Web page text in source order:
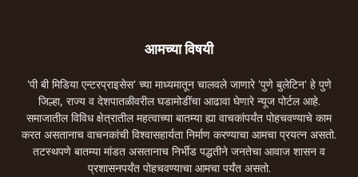
आमच्या विषयी
'पी बी मिडिया एन्टरप्राइसेस' च्या माध्यमातून चालवले जाणारे 'पुणे बुलेटिन' हे पुणे
जिल्हा, राज्य व देशपातळीवरील घडामोडींचा आढावा घेणारे न्यूज पोर्टल आहे.
समाजातील विविध क्षेत्रातील महत्वाच्या बातम्या ह्या वाचकांपर्यंत पोहचवण्याचे काम
करत असतानाच वाचनकांची विश्वासहार्यता निर्माण करण्याचा आमचा प्रयत्न असतो.
तटस्थपणे बातम्या मांडत असतानाच निर्भीड पद्धतीने जनतेचा आवाज शासन व
प्रशासनपर्यंत पोहचवण्याचा आमचा पर्यंत असतो.